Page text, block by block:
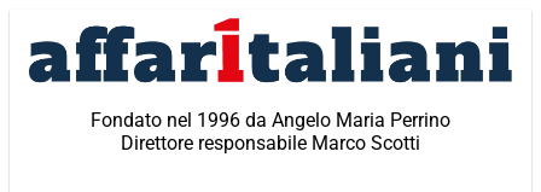
contenuto
Fondato nel 1996 da Angelo Maria Perrino
Direttore responsabile Marco Scotti